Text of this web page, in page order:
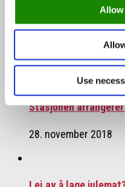
Use
Á L’aise
Stasjonen
28. november 2018